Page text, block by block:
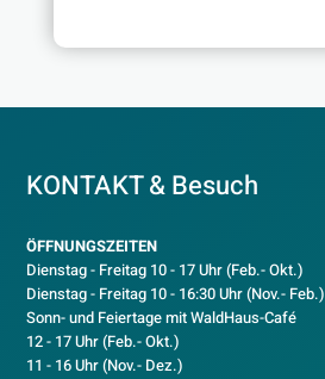
KONTAKT & Besuch
ÖFFNUNGSZEITEN
Dienstag - Freitag 10 - 17 Uhr (Feb.- Okt.)
Dienstag - Freitag 10 - 16:30 Uhr (Nov.- Feb.)
Sonn- und Feiertage mit WaldHaus-Café
12 - 17 Uhr (Feb.- Okt.)
11 - 16 Uhr (Nov.- Dez.)